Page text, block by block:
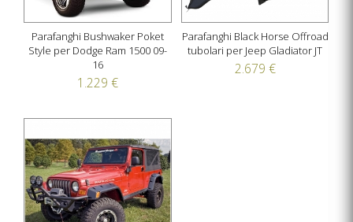
Parafanghi Bushwaker Poket
Style per Dodge Ram 1500 09-
16
1.229 €
Parafanghi Black Horse Offroad
tubolari per Jeep Gladiator JT
2.679 €